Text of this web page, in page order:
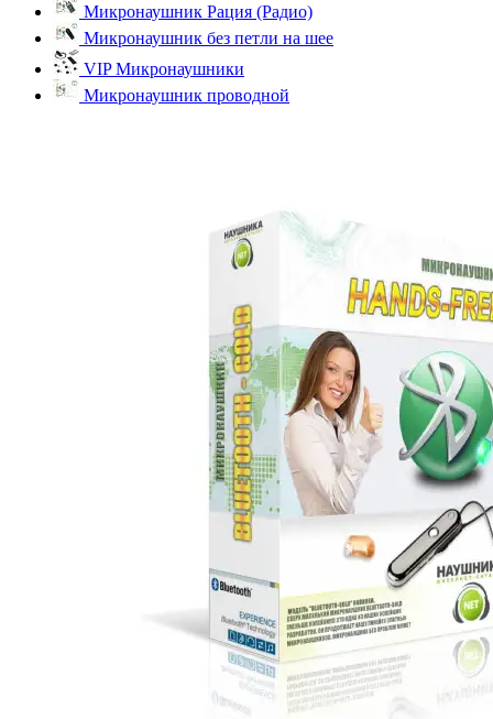
Микронаушник Рация (Радио)
Микронаушник без петли на шее
VIP Микронаушники
Микронаушник проводной